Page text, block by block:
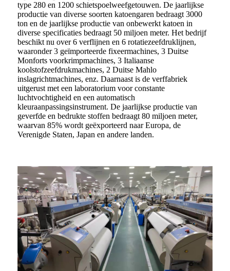
type 280 en 1200 schietspoelweefgetouwen. De jaarlijkse
productie van diverse soorten katoengaren bedraagt ​​3000
ton en de jaarlijkse productie van onbewerkt katoen in
diverse specificaties bedraagt ​​50 miljoen meter. Het bedrijf
beschikt nu over 6 verflijnen en 6 rotatiezeefdruklijnen,
waaronder 3 geïmporteerde fixeermachines, 3 Duitse
Monforts voorkrimpmachines, 3 Italiaanse
koolstofzeefdrukmachines, 2 Duitse Mahlo
inslagrichtmachines, enz. Daarnaast is de verffabriek
uitgerust met een laboratorium voor constante
luchtvochtigheid en een automatisch
kleuraanpassingsinstrument. De jaarlijkse productie van
geverfde en bedrukte stoffen bedraagt ​​80 miljoen meter,
waarvan 85% wordt geëxporteerd naar Europa, de
Verenigde Staten, Japan en andere landen.